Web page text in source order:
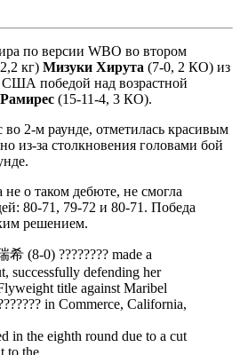
по версии WBO во втором
кг) Мизуки Хирута (7-0, 2 КО) из
победой над возрастной
(15-11-4, 3 КО).
2-м раунде, отметилась красивым
из-за столкновения головами бой
о таком дебюте, не смогла
80-71, 79-72 и 80-71. Победа
решением.
(8-0) ???????? made a
successfully defending her
title against Maribel
in Commerce, California,
in the eighth round due to a cut
to the…